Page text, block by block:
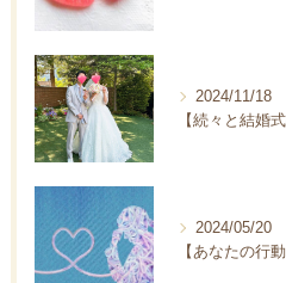
2024/11/18
2024/05/20